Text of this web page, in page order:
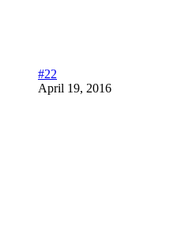
#22
April 19, 2016